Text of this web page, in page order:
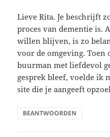
Lieve Rita. Je beschrijft
proces van dementie is.
willen blijven, is zo
voor de omgeving.
buurman met liefdevol
gesprek bleef, voelde ik
site die je aangeeft
BEANTWOORDEN